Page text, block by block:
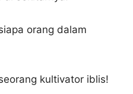
orang dalam
kultivator iblis!